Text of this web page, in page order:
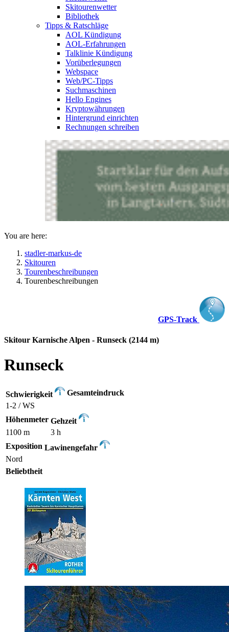
Skitourenwetter
Bibliothek
Tipps & Ratschläge
AOL Kündigung
AOL-Erfahrungen
Talklinie Kündigung
Vorüberlegungen
Webspace
Web/PC-Tipps
Suchmaschinen
Hello Engines
Kryptowährungen
Hintergrund einrichten
Rechnungen schreiben
You are here:
stadler-markus-de
Skitouren
Tourenbeschreibungen
Tourenbeschreibungen
GPS-Track
Skitour Karnische Alpen - Runseck (2144 m)
Runseck
Schwierigkeit
Gesamteindruck
1-2 / WS
Höhenmeter Gehzeit
1100 m
3 h
Exposition Lawinengefahr
Nord
Beliebtheit